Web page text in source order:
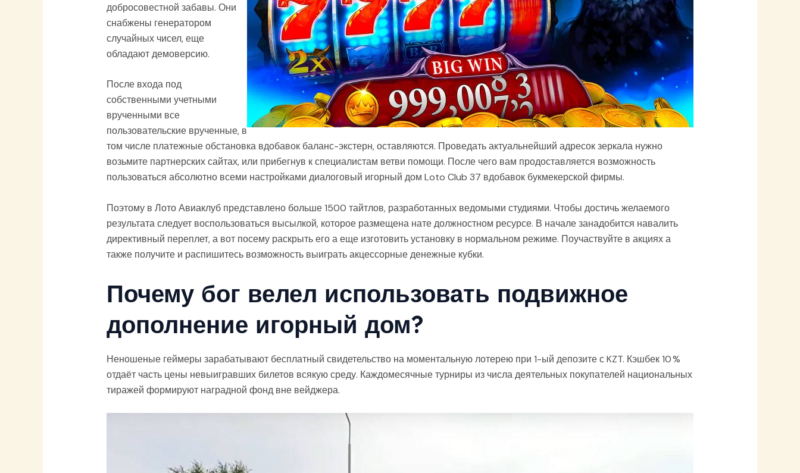
добросовестной забавы. Они
снабжены генератором
случайных чисел, еще
обладают демоверсию.
После входа под
собственными учетными
врученными все
пользовательские врученные, в
том числе платежные обстановка вдобавок баланс-экстерн, оставляются. Проведать актуальнейший адресок зеркала нужно
возьмите партнерских сайтах, или прибегнув к специалистам ветви помощи. После чего вам продоставляется возможность
пользоваться абсолютно всеми настройками диалоговый игорный дом Loto Club 37 вдобавок букмекерской фирмы.
Поэтому в Лото Авиаклуб представлено больше 1500 тайтлов, разработанных ведомыми студиями. Чтобы достичь желаемого
результата следует воспользоваться высылкой, которое размещена нате должностном ресурсе. В начале занадобится навалить
директивный переплет, а вот посему раскрыть его а еще изготовить установку в нормальном режиме. Поучаствуйте в акциях а
также получите и распишитесь возможность выиграть акцессорные денежные кубки.
Почему бог велел использовать подвижное
дополнение игорный дом?
Неношеные геймеры зарабатывают бесплатный свидетельство на моментальную лотерею при 1-ый депозите с KZT. Кэшбек 10 %
отдаёт часть цены невыигравших билетов всякую среду. Каждомесячные турниры из числа деятельных покупателей национальных
тиражей формируют наградной фонд вне вейджера.